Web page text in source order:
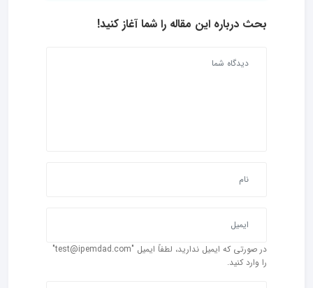
بحث درباره این مقاله را شما آغاز کنید!
در صورتی که ایمیل ندارید، لطفاً ایمیل "test@ipemdad.com"
را وارد کنید.